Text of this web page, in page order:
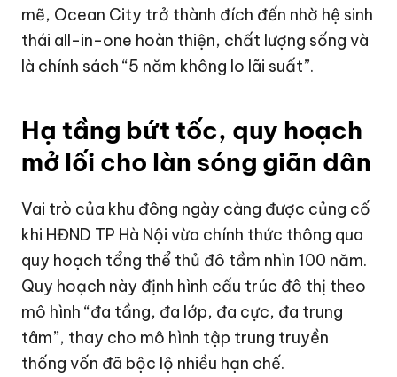
mẽ, Ocean City trở thành đích đến nhờ hệ sinh
thái all-in-one hoàn thiện, chất lượng sống và
là chính sách “5 năm không lo lãi suất”.
Hạ tầng bứt tốc, quy hoạch
mở lối cho làn sóng giãn dân
Vai trò của khu đông ngày càng được củng cố
khi HĐND TP Hà Nội vừa chính thức thông qua
quy hoạch tổng thể thủ đô tầm nhìn 100 năm.
Quy hoạch này định hình cấu trúc đô thị theo
mô hình “đa tầng, đa lớp, đa cực, đa trung
tâm”, thay cho mô hình tập trung truyền
thống vốn đã bộc lộ nhiều hạn chế.